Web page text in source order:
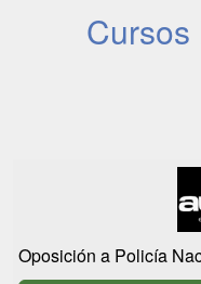
Oposición a Policía